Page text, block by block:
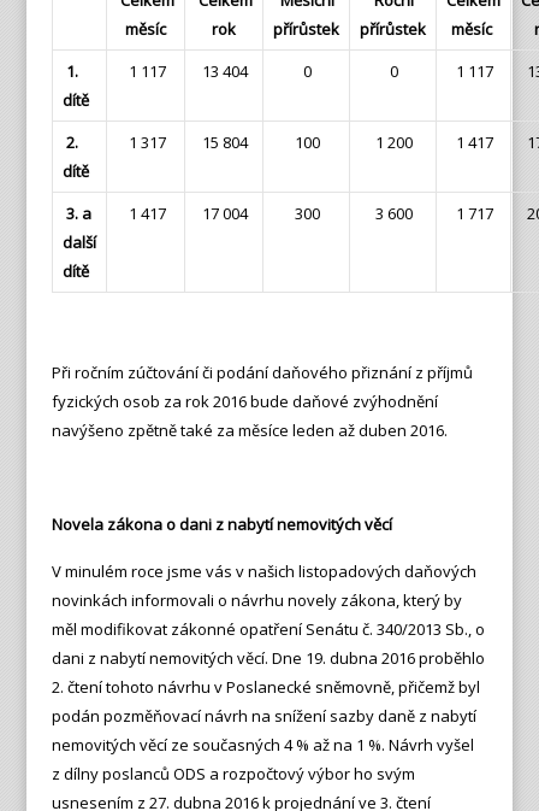
měsíc
rok
přírůstek
přírůstek
měsíc
1.
dítě
1 117 13 404 0 0 1 117
2.
dítě
1 317 15 804 100 1 200 1 417
3. a
další
dítě
1 417 17 004 300 3 600 1 717
Při ročním zúčtování či podání daňového přiznání z příjmů
fyzických osob za rok 2016 bude daňové zvýhodnění
navýšeno zpětně také za měsíce leden až duben 2016.
Novela zákona o dani z nabytí nemovitých věcí
V minulém roce jsme vás v našich listopadových daňových
novinkách informovali o návrhu novely zákona, který by
měl modifikovat zákonné opatření Senátu č. 340/2013 Sb., o
dani z nabytí nemovitých věcí. Dne 19. dubna 2016 proběhlo
2. čtení tohoto návrhu v Poslanecké sněmovně, přičemž byl
podán pozměňovací návrh na snížení sazby daně z nabytí
nemovitých věcí ze současných 4 % až na 1 %. Návrh vyšel
z dílny poslanců ODS a rozpočtový výbor ho svým
usnesením z 27. dubna 2016 k projednání ve 3. čtení